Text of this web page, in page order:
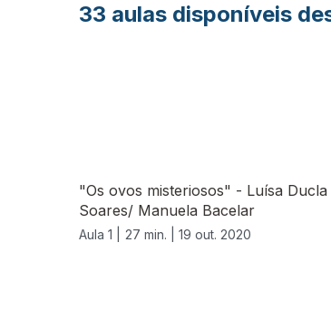
33 aulas disponíveis
"Os ovos misteriosos" - Luísa Ducla
Soares/ Manuela Bacelar
Aula 1 | 27 min. | 19 out. 2020